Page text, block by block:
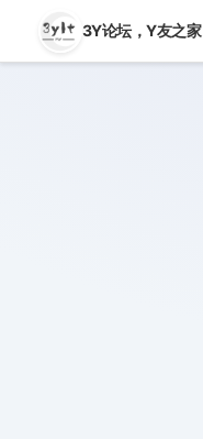
3Y论坛，Y友之家